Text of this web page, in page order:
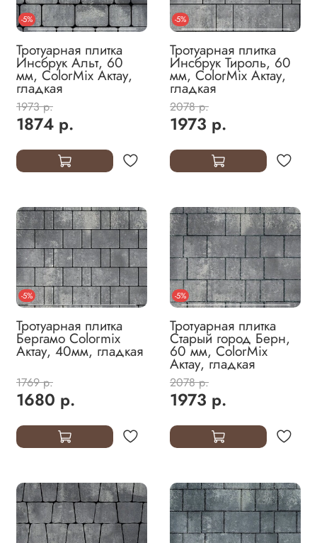
-5%
Тротуарная плитка
Инсбрук Альт, 60
мм, ColorMix Актау,
гладкая
1973 р.
1874 р.
-5%
Тротуарная плитка
Инсбрук Тироль, 60
мм, ColorMix Актау,
гладкая
2078 р.
1973 р.
-5%
Тротуарная плитка
Бергамо Colormix
Актау, 40мм, гладкая
1769 р.
1680 р.
-5%
Тротуарная плитка
Старый город Берн,
60 мм, ColorMix
Актау, гладкая
2078 р.
1973 р.